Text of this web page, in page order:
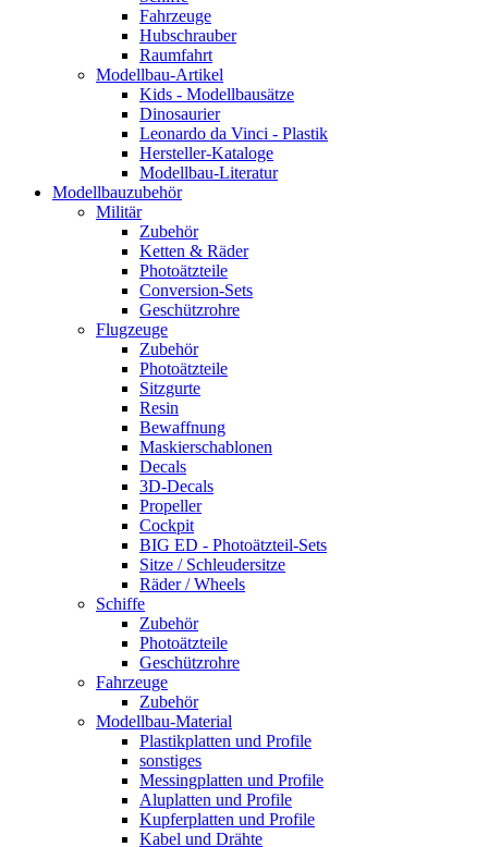
Fahrzeuge
Hubschrauber
Raumfahrt
Modellbau-Artikel
Kids - Modellbausätze
Dinosaurier
Leonardo da Vinci - Plastik
Hersteller-Kataloge
Modellbau-Literatur
Modellbauzubehör
Militär
Zubehör
Ketten & Räder
Photoätzteile
Conversion-Sets
Geschützrohre
Flugzeuge
Zubehör
Photoätzteile
Sitzgurte
Resin
Bewaffnung
Maskierschablonen
Decals
3D-Decals
Propeller
Cockpit
BIG ED - Photoätzteil-Sets
Sitze / Schleudersitze
Räder / Wheels
Schiffe
Zubehör
Photoätzteile
Geschützrohre
Fahrzeuge
Zubehör
Modellbau-Material
Plastikplatten und Profile
sonstiges
Messingplatten und Profile
Aluplatten und Profile
Kupferplatten und Profile
Kabel und Drähte